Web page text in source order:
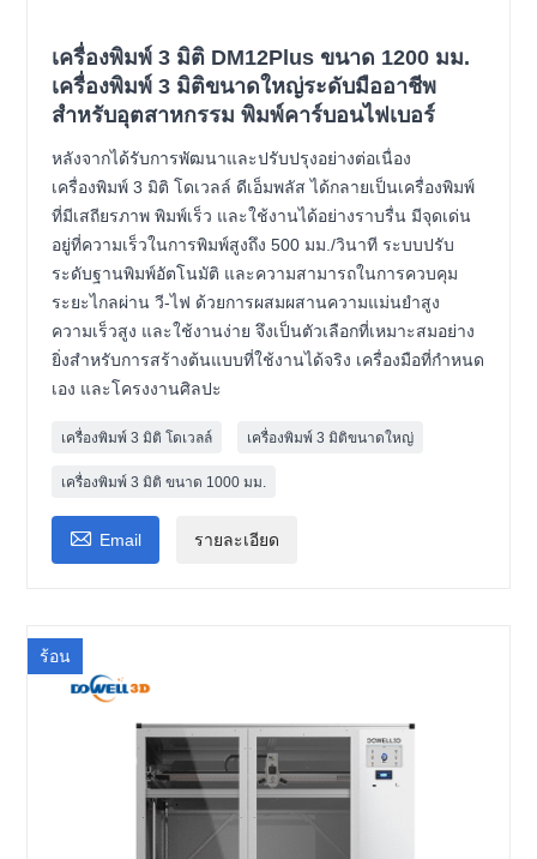
เครื่องพิมพ์ 3 มิติ DM12Plus ขนาด 1200 มม.
เครื่องพิมพ์ 3 มิติขนาดใหญ่ระดับมืออาชีพ
สำหรับอุตสาหกรรม พิมพ์คาร์บอนไฟเบอร์
หลังจากได้รับการพัฒนาและปรับปรุงอย่างต่อเนื่อง
เครื่องพิมพ์ 3 มิติ โดเวลล์ ดีเอ็มพลัส ได้กลายเป็นเครื่องพิมพ์
ที่มีเสถียรภาพ พิมพ์เร็ว และใช้งานได้อย่างราบรื่น มีจุดเด่น
อยู่ที่ความเร็วในการพิมพ์สูงถึง 500 มม./วินาที ระบบปรับ
ระดับฐานพิมพ์อัตโนมัติ และความสามารถในการควบคุม
ระยะไกลผ่าน วี-ไฟ ด้วยการผสมผสานความแม่นยำสูง
ความเร็วสูง และใช้งานง่าย จึงเป็นตัวเลือกที่เหมาะสมอย่าง
ยิ่งสำหรับการสร้างต้นแบบที่ใช้งานได้จริง เครื่องมือที่กำหนด
เอง และโครงงานศิลปะ
เครื่องพิมพ์ 3 มิติ โดเวลล์ เครื่องพิมพ์ 3 มิติขนาดใหญ่
เครื่องพิมพ์ 3 มิติ ขนาด 1000 มม.
 Email รายละเอียด
ร้อน